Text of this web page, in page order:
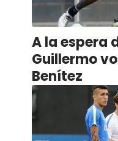
A la espera
Guillermo
Benítez